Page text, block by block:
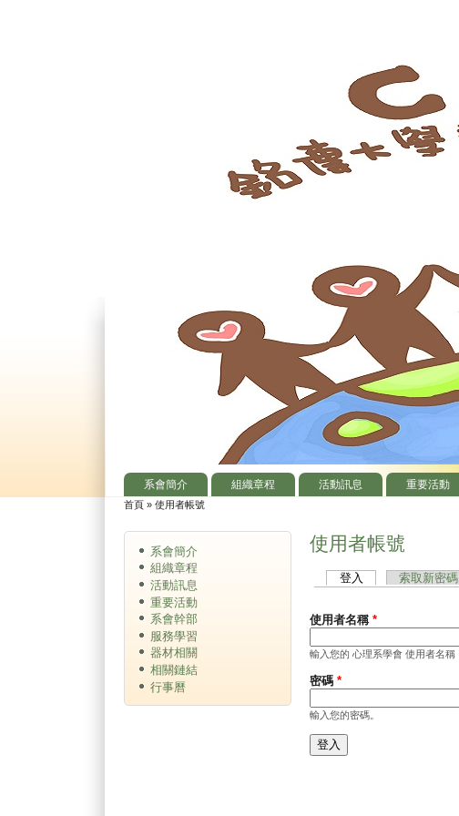
主選單
系會簡介 組織章程 活動訊息 重要活動
您在這裡
首頁 »使用者帳號
使用者帳號
主要索引標籤
登入 (作用中頁籤)索取新密碼
使用者名稱*
輸入您的 心理系學會 使用者名稱
密碼*
輸入您的密碼。
系會簡介
組織章程
活動訊息
重要活動
系會幹部
服務學習
器材相關
相關鏈結
行事曆